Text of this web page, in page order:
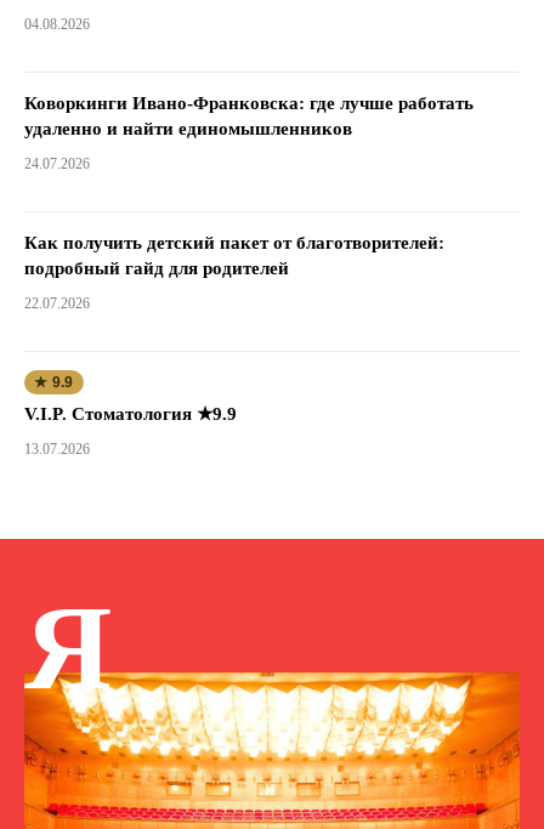
04.08.2026
Коворкинги Ивано-Франковска: где лучше работать
удаленно и найти единомышленников
24.07.2026
Как получить детский пакет от благотворителей:
подробный гайд для родителей
22.07.2026
★ 9.9
V.I.P. Стоматология ★9.9
13.07.2026
Я